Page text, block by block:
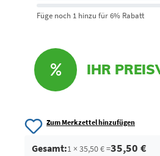
Füge noch 1 hinzu für 6% Rabatt
IHR
Zum Merkzettel hinzufügen
Gesamt:1 × 35,50 € =35,50 €